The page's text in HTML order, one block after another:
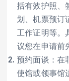
括有效护照、
划、机票预订
工作证明等。
议您在申请前
预约面谈：在
使馆或领事馆